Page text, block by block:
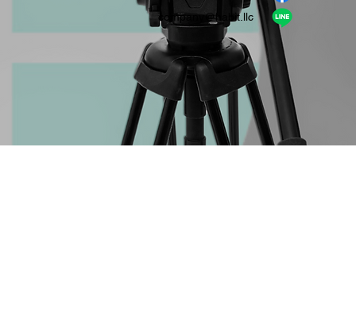
company＠habit.llc